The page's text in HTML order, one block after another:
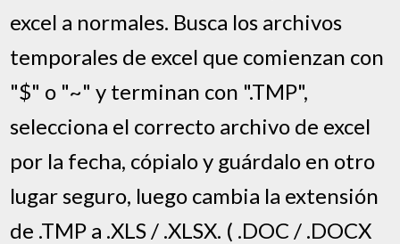
excel a normales. Busca los archivos
temporales de excel que comienzan con
"$" o "~" y terminan con ".TMP",
selecciona el correcto archivo de excel
por la fecha, cópialo y guárdalo en otro
lugar seguro, luego cambia la extensión
de .TMP a .XLS / .XLSX. ( .DOC / .DOCX